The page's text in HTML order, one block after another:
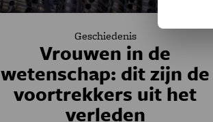
Geschiedenis
Vrouwen in de
wetenschap: dit zijn de
voortrekkers uit het
verleden